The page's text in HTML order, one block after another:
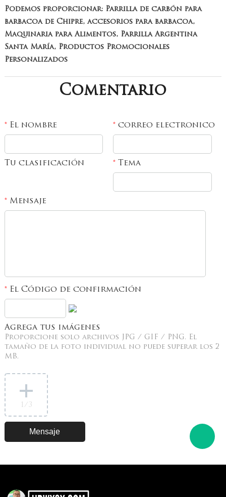
Podemos proporcionar: Parrilla de carbón para
barbacoa de Chipre, accesorios para barbacoa,
Maquinaria para Alimentos, Parrilla Argentina
Santa María, Productos Promocionales
Personalizados
Comentario
*El nombre *correo electronico
Tu clasificación *Tema
*Mensaje
*El Código de confirmación
Agrega tus imágenes
Proporcione solo archivos JPG / GIF / PNG. El
tamaño de la foto individual no puede superar los 2
MB.
1 /3